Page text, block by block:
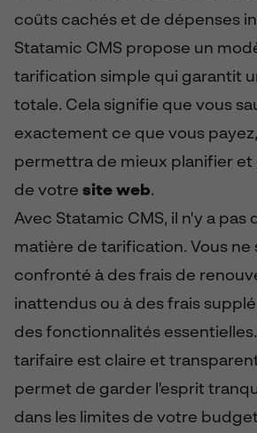
coûts cachés et de dépenses
Statamic CMS propose un
tarification simple qui garantit
totale. Cela signifie que vous
exactement ce que vous
permettra de mieux planifier et
de votre site web.
Avec Statamic CMS, il n'y a pas
matière de tarification. Vous ne
confronté à des frais de
inattendus ou à des frais
des fonctionnalités
tarifaire est claire et
permet de garder l'esprit
dans les limites de votre